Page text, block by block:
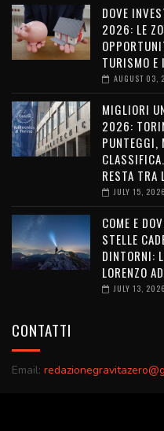
DOVE
2026: LE
TURISMO E
AUGUST 03,
MIGLIORI
2026:
PUNTEGGI,
RESTA TRA
JULY 15, 2026
COME E
STELLE
DINTORNI:
LORENZO
JULY 13, 2026
CONTATTI
Email: